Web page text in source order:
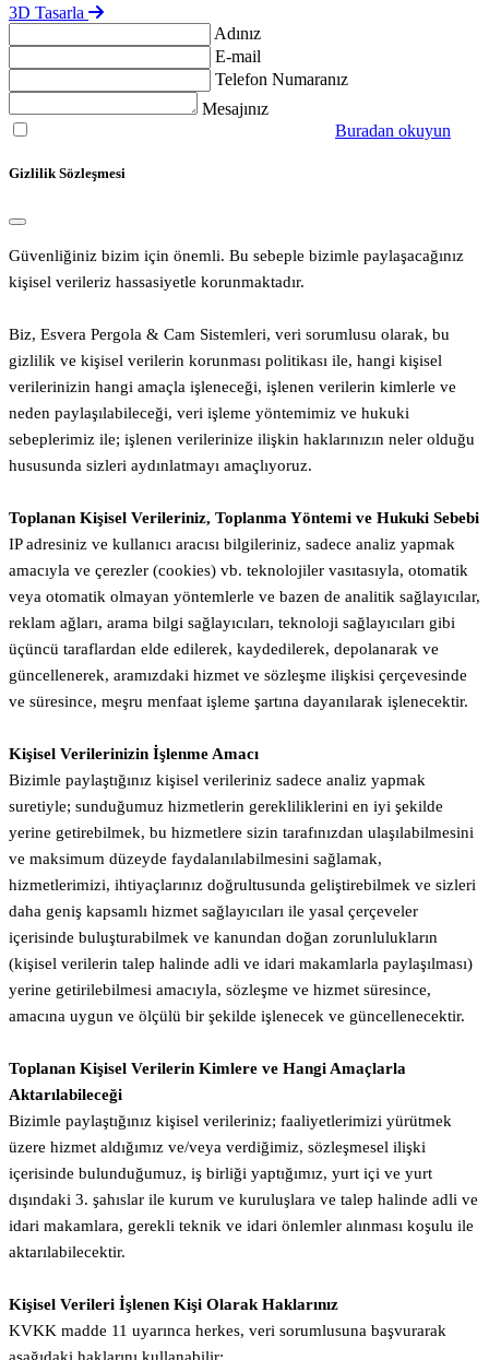
3D Tasarla
Adınız
E-mail
Telefon Numaranız
Mesajınız
Buradan okuyun
Gizlilik Sözleşmesi
Güvenliğiniz bizim için önemli. Bu sebeple bizimle paylaşacağınız
kişisel verileriz hassasiyetle korunmaktadır.
Biz, Esvera Pergola & Cam Sistemleri, veri sorumlusu olarak, bu
gizlilik ve kişisel verilerin korunması politikası ile, hangi kişisel
verilerinizin hangi amaçla işleneceği, işlenen verilerin kimlerle ve
neden paylaşılabileceği, veri işleme yöntemimiz ve hukuki
sebeplerimiz ile; işlenen verilerinize ilişkin haklarınızın neler olduğu
hususunda sizleri aydınlatmayı amaçlıyoruz.
Toplanan Kişisel Verileriniz, Toplanma Yöntemi ve Hukuki Sebebi
IP adresiniz ve kullanıcı aracısı bilgileriniz, sadece analiz yapmak
amacıyla ve çerezler (cookies) vb. teknolojiler vasıtasıyla, otomatik
veya otomatik olmayan yöntemlerle ve bazen de analitik sağlayıcılar,
reklam ağları, arama bilgi sağlayıcıları, teknoloji sağlayıcıları gibi
üçüncü taraflardan elde edilerek, kaydedilerek, depolanarak ve
güncellenerek, aramızdaki hizmet ve sözleşme ilişkisi çerçevesinde
ve süresince, meşru menfaat işleme şartına dayanılarak işlenecektir.
Kişisel Verilerinizin İşlenme Amacı
Bizimle paylaştığınız kişisel verileriniz sadece analiz yapmak
suretiyle; sunduğumuz hizmetlerin gerekliliklerini en iyi şekilde
yerine getirebilmek, bu hizmetlere sizin tarafınızdan ulaşılabilmesini
ve maksimum düzeyde faydalanılabilmesini sağlamak,
hizmetlerimizi, ihtiyaçlarınız doğrultusunda geliştirebilmek ve sizleri
daha geniş kapsamlı hizmet sağlayıcıları ile yasal çerçeveler
içerisinde buluşturabilmek ve kanundan doğan zorunlulukların
(kişisel verilerin talep halinde adli ve idari makamlarla paylaşılması)
yerine getirilebilmesi amacıyla, sözleşme ve hizmet süresince,
amacına uygun ve ölçülü bir şekilde işlenecek ve güncellenecektir.
Toplanan Kişisel Verilerin Kimlere ve Hangi Amaçlarla
Aktarılabileceği
Bizimle paylaştığınız kişisel verileriniz; faaliyetlerimizi yürütmek
üzere hizmet aldığımız ve/veya verdiğimiz, sözleşmesel ilişki
içerisinde bulunduğumuz, iş birliği yaptığımız, yurt içi ve yurt
dışındaki 3. şahıslar ile kurum ve kuruluşlara ve talep halinde adli ve
idari makamlara, gerekli teknik ve idari önlemler alınması koşulu ile
aktarılabilecektir.
Kişisel Verileri İşlenen Kişi Olarak Haklarınız
KVKK madde 11 uyarınca herkes, veri sorumlusuna başvurarak